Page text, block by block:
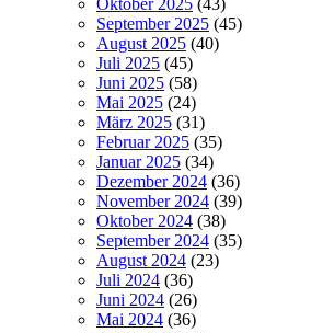
Oktober 2025 (43)
September 2025 (45)
August 2025 (40)
Juli 2025 (45)
Juni 2025 (58)
Mai 2025 (24)
März 2025 (31)
Februar 2025 (35)
Januar 2025 (34)
Dezember 2024 (36)
November 2024 (39)
Oktober 2024 (38)
September 2024 (35)
August 2024 (23)
Juli 2024 (36)
Juni 2024 (26)
Mai 2024 (36)